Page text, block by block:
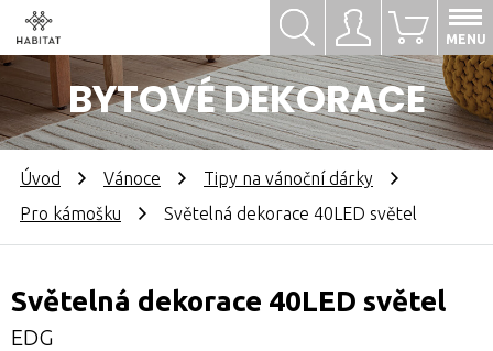
Přihlásit se
BYTOVÉ DEKORACE
0
MENU
Hledat
Úvod Vánoce
Tipy na vánoční dárky
Pro kámošku
Světelná dekorace 40LED světel
Světelná dekorace 40LED světel
EDG